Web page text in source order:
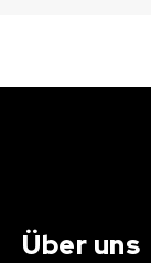
Über uns